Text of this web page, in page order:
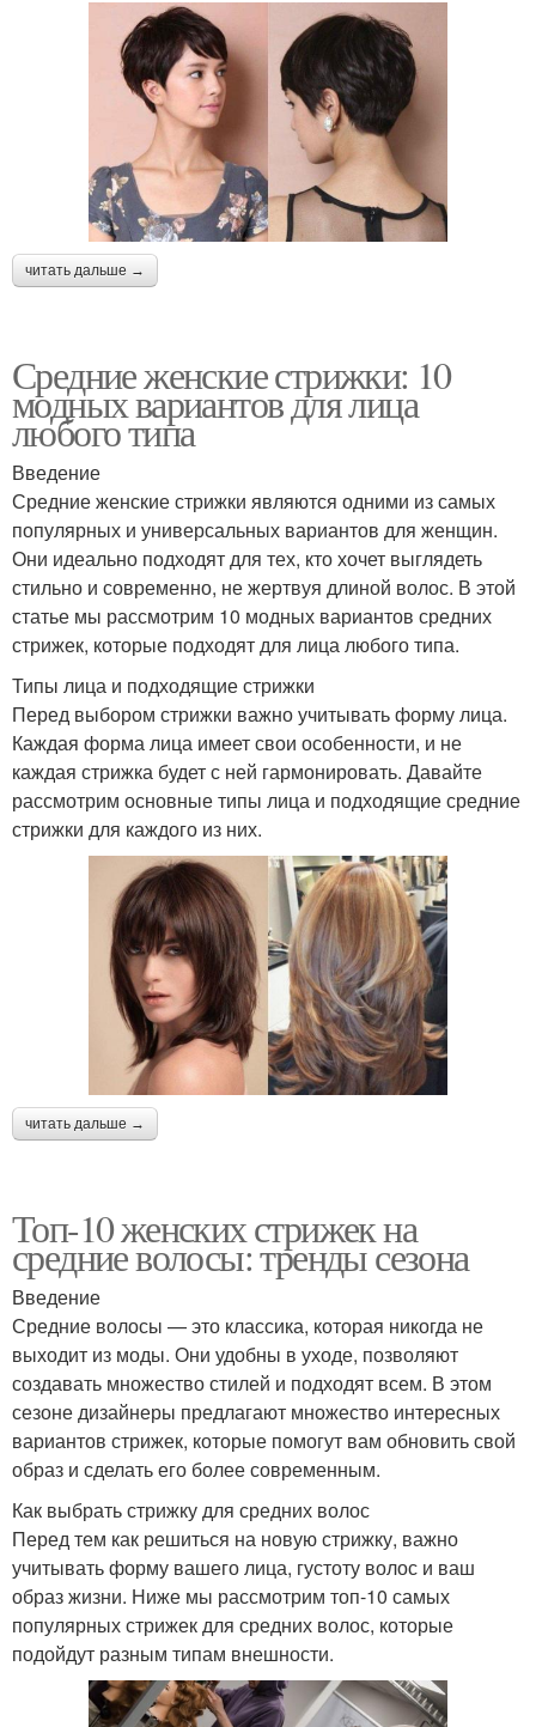
читать дальше →
Средние женские стрижки: 10
модных вариантов для лица
любого типа
Введение
Средние женские стрижки являются одними из самых
популярных и универсальных вариантов для женщин.
Они идеально подходят для тех, кто хочет выглядеть
стильно и современно, не жертвуя длиной волос. В этой
статье мы рассмотрим 10 модных вариантов средних
стрижек, которые подходят для лица любого типа.
Типы лица и подходящие стрижки
Перед выбором стрижки важно учитывать форму лица.
Каждая форма лица имеет свои особенности, и не
каждая стрижка будет с ней гармонировать. Давайте
рассмотрим основные типы лица и подходящие средние
стрижки для каждого из них.
читать дальше →
Топ-10 женских стрижек на
средние волосы: тренды сезона
Введение
Средние волосы — это классика, которая никогда не
выходит из моды. Они удобны в уходе, позволяют
создавать множество стилей и подходят всем. В этом
сезоне дизайнеры предлагают множество интересных
вариантов стрижек, которые помогут вам обновить свой
образ и сделать его более современным.
Как выбрать стрижку для средних волос
Перед тем как решиться на новую стрижку, важно
учитывать форму вашего лица, густоту волос и ваш
образ жизни. Ниже мы рассмотрим топ-10 самых
популярных стрижек для средних волос, которые
подойдут разным типам внешности.